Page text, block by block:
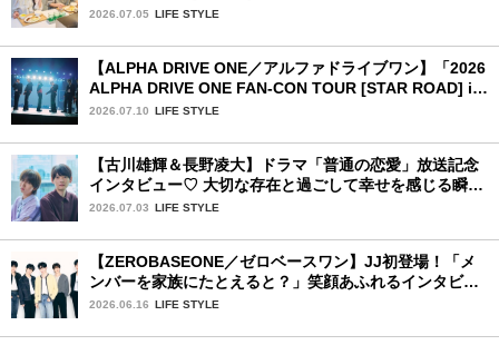
2026.07.05 LIFE STYLE
【ALPHA DRIVE ONE／アルファドライブワン】「2026
ALPHA DRIVE ONE FAN-CON TOUR [STAR ROAD] in
YOKOHAMA」1日目詳細レポ【前編】
2026.07.10 LIFE STYLE
【古川雄輝＆長野凌大】ドラマ「普通の恋愛」放送記念
インタビュー♡ 大切な存在と過ごして幸せを感じる瞬間
は？
2026.07.03 LIFE STYLE
【ZEROBASEONE／ゼロベースワン】JJ初登場！「メ
ンバーを家族にたとえると？」笑顔あふれるインタビュ
ー♡
2026.06.16 LIFE STYLE